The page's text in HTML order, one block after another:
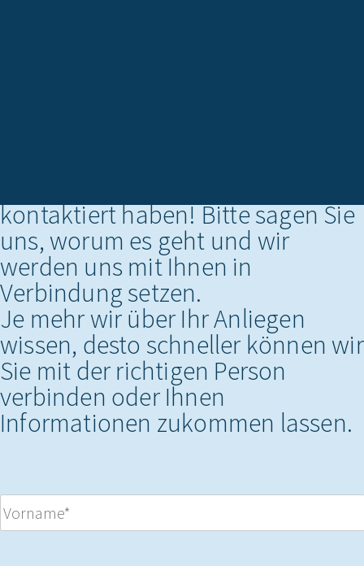
kontaktiert haben! Bitte sagen Sie
uns, worum es geht und wir
werden uns mit Ihnen in
Verbindung setzen.
Je mehr wir über Ihr Anliegen
wissen, desto schneller können wir
Sie mit der richtigen Person
verbinden oder Ihnen
Informationen zukommen lassen.